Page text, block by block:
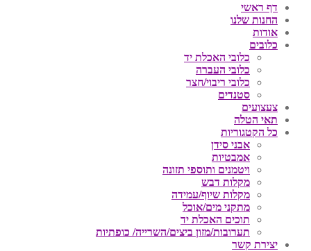
דף ראשי
החנות שלנו
אודות
כלובים
כלובי האכלת יד
כלובי העברה
כלובי ריבוי/חצר
סטנדים
צעצועים
תאי הטלה
כל הקטגוריות
אבני סידן
אמבטיות
ויטמנים ותוספי תזונה
מקלות דבש
מקלות שיוף/עמידה
מתקני מים/אוכל
תוכים האכלת יד
תערובות/מזון ביצים/השרייה/ כופתיות
יצירת קשר